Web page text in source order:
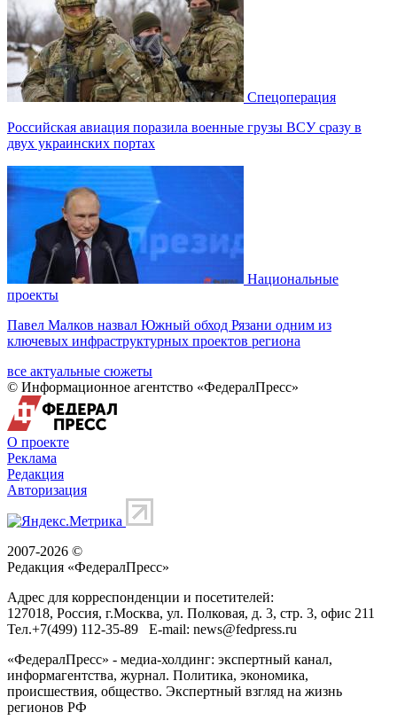
Спецоперация
Российская авиация поразила военные грузы ВСУ сразу в
двух украинских портах
Национальные
проекты
Павел Малков назвал Южный обход Рязани одним из
ключевых инфраструктурных проектов региона
все актуальные сюжеты
© Информационное агентство «ФедералПресс»
О проекте
Реклама
Редакция
Авторизация
2007-2026 ©
Редакция «ФедералПресс»
Адрес для корреспонденции и посетителей:
127018, Россия, г.Москва, ул. Полковая, д. 3, стр. 3, офис 211
Тел.+7(499) 112-35-89 E-mail: news@fedpress.ru
«ФедералПресс» - медиа-холдинг: экспертный канал,
информагентства, журнал. Политика, экономика,
происшествия, общество. Экспертный взгляд на жизнь
регионов РФ